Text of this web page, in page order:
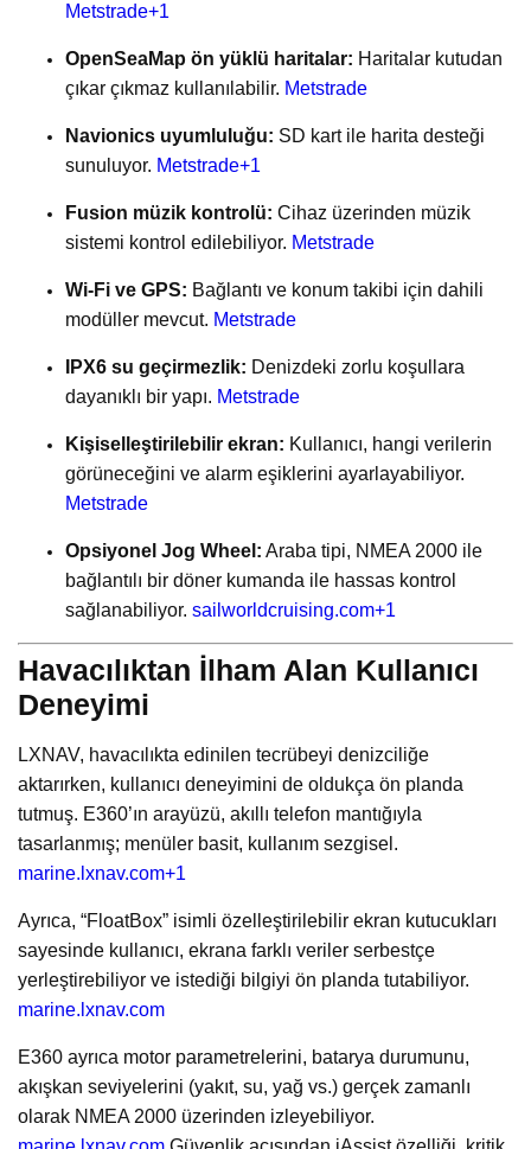
Metstrade+1
OpenSeaMap ön yüklü haritalar: Haritalar kutudan
çıkar çıkmaz kullanılabilir. Metstrade
Navionics uyumluluğu: SD kart ile harita desteği
sunuluyor. Metstrade+1
Fusion müzik kontrolü: Cihaz üzerinden müzik
sistemi kontrol edilebiliyor. Metstrade
Wi-Fi ve GPS: Bağlantı ve konum takibi için dahili
modüller mevcut. Metstrade
IPX6 su geçirmezlik: Denizdeki zorlu koşullara
dayanıklı bir yapı. Metstrade
Kişiselleştirilebilir ekran: Kullanıcı, hangi verilerin
görüneceğini ve alarm eşiklerini ayarlayabiliyor.
Metstrade
Opsiyonel Jog Wheel: Araba tipi, NMEA 2000 ile
bağlantılı bir döner kumanda ile hassas kontrol
sağlanabiliyor. sailworldcruising.com+1
Havacılıktan İlham Alan Kullanıcı
Deneyimi
LXNAV, havacılıkta edinilen tecrübeyi denizciliğe
aktarırken, kullanıcı deneyimini de oldukça ön planda
tutmuş. E360’ın arayüzü, akıllı telefon mantığıyla
tasarlanmış; menüler basit, kullanım sezgisel.
marine.lxnav.com+1
Ayrıca, “FloatBox” isimli özelleştirilebilir ekran kutucukları
sayesinde kullanıcı, ekrana farklı veriler serbestçe
yerleştirebiliyor ve istediği bilgiyi ön planda tutabiliyor.
marine.lxnav.com
E360 ayrıca motor parametrelerini, batarya durumunu,
akışkan seviyelerini (yakıt, su, yağ vs.) gerçek zamanlı
olarak NMEA 2000 üzerinden izleyebiliyor.